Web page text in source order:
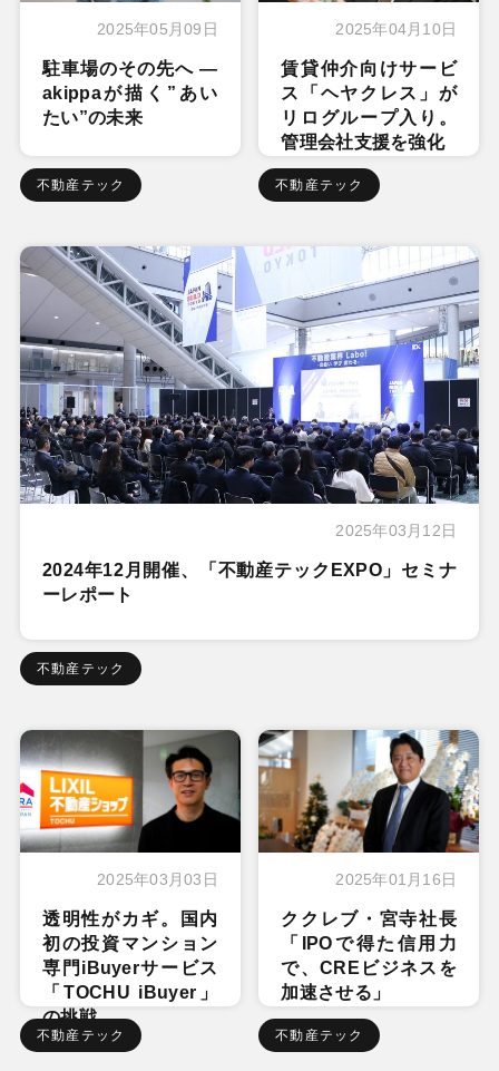
2025年05月09日
駐車場のその先へ ―
akippaが描く”あい
たい”の未来
不動産テック
2025年04月10日
賃貸仲介向けサービ
ス「ヘヤクレス」が
リログループ入り。
管理会社支援を強化
不動産テック
2025年03月12日
2024年12月開催、「不動産テックEXPO」セミナ
ーレポート
不動産テック
2025年03月03日
透明性がカギ。国内
初の投資マンション
専門iBuyerサービス
「TOCHU iBuyer」
の挑戦
不動産テック
2025年01月16日
ククレブ・宮寺社長
「IPOで得た信用力
で、CREビジネスを
加速させる」
不動産テック